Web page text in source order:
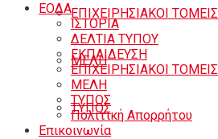
ΕΠΙΧΕΙΡΗΣΙΑΚΟΙ ΤΟΜΕΙΣ
ΜΕΛΗ
ΤΥΠΟΣ
ΕΟΔA
ΙΣΤΟΡΙΑ
ΔΕΛΤΙΑ ΤΥΠΟΥ
ΕΚΠΑΙΔΕΥΣΗ
ΕΠΙΧΕΙΡΗΣΙΑΚΟΙ ΤΟΜΕΙΣ
ΜΕΛΗ
ΤΥΠΟΣ
Πολιτική Απορρήτου
Eπικοινωνία